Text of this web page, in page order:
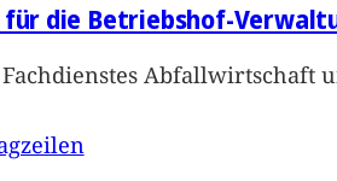
für die Betriebshof-
Abfallwirtschaft